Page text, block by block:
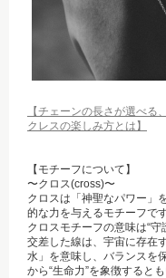
【チェーンの長さが選べる
クレスの楽しみ方とは】
【モチーフについて】
〜クロス(cross)〜
クロスは「神聖なパワー」
的な力を与えるモチーフです
クロスモチーフの意味は“守
交差した線は、宇宙に存在
水」を意味し、バランスを
から“生命力”を象徴すると